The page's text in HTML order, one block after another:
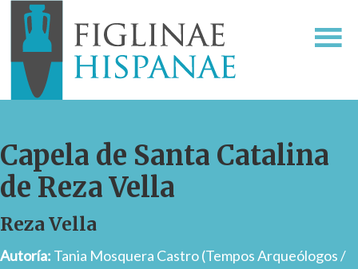
Capela de Santa Catalina
de Reza Vella
Reza Vella
Autoría: Tania Mosquera Castro (Tempos Arqueólogos /